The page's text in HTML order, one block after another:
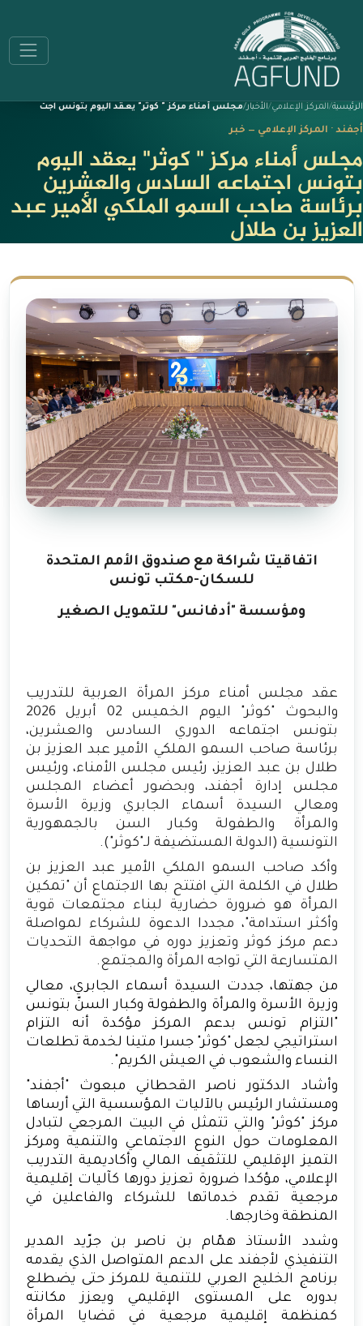
الرئيسية المركز الإعلامي الأخبار مجلس أمناء مركز " كوثر" يعقد اليوم بتونس اجت
أجفند · المركز الإعلامي — خبر
مجلس أمناء مركز " كوثر" يعقد اليوم
بتونس اجتماعه السادس والعشرين
برئاسة صاحب السمو الملكي الأمير عبد
العزيز بن طلال
اتفاقيتا شراكة مع صندوق الأمم المتحدة
للسكان-مكتب تونس
ومؤسسة "أدفانس" للتمويل الصغير
عقد مجلس أمناء مركز المرأة العربية للتدريب
والبحوث "كوثر" اليوم الخميس 02 أبريل 2026
بتونس اجتماعه الدوري السادس والعشرين،
برئاسة صاحب السمو الملكي الأمير عبد العزيز بن
طلال بن عبد العزيز، رئيس مجلس الأمناء، ورئيس
مجلس إدارة أجفند، وبحضور أعضاء المجلس
ومعالي السيدة أسماء الجابري وزيرة الأسرة
والمرأة والطفولة وكبار السن بالجمهورية
التونسية (الدولة المستضيفة لـ"كوثر").
وأكد صاحب السمو الملكي الأمير عبد العزيز بن
طلال في الكلمة التي افتتح بها الاجتماع أن "تمكين
المرأة هو ضرورة حضارية لبناء مجتمعات قوية
وأكثر استدامة"، مجددا الدعوة للشركاء لمواصلة
دعم مركز كوثر وتعزيز دوره في مواجهة التحديات
المتسارعة التي تواجه المرأة والمجتمع.
من جهتها، جددت السيدة أسماء الجابري، معالي
وزيرة الأسرة والمرأة والطفولة وكبار السنّ بتونس
"التزام تونس بدعم المركز مؤكدة أنه التزام
استراتيجي لجعل "كوثر" جسرا متينا لخدمة تطلعات
النساء والشعوب في العيش الكريم".
وأشاد الدكتور ناصر القحطاني مبعوث "أجفند"
ومستشار الرئيس بالآليات المؤسسية التي أرساها
مركز "كوثر" والتي تتمثل في البيت المرجعي لتبادل
المعلومات حول النوع الاجتماعي والتنمية ومركز
التميز الإقليمي للتثقيف المالي وأكاديمية التدريب
الإعلامي، مؤكدا ضرورة تعزيز دورها كآليات إقليمية
مرجعية تقدم خدماتها للشركاء والفاعلين في
المنطقة وخارجها.
وشدد الأستاذ همّام بن ناصر بن جرّيد المدير
التنفيذي لأجفند على الدعم المتواصل الذي يقدمه
برنامج الخليج العربي للتنمية للمركز حتى يضطلع
بدوره على المستوى الإقليمي ويعزز مكانته
كمنظمة إقليمية مرجعية في قضايا المرأة